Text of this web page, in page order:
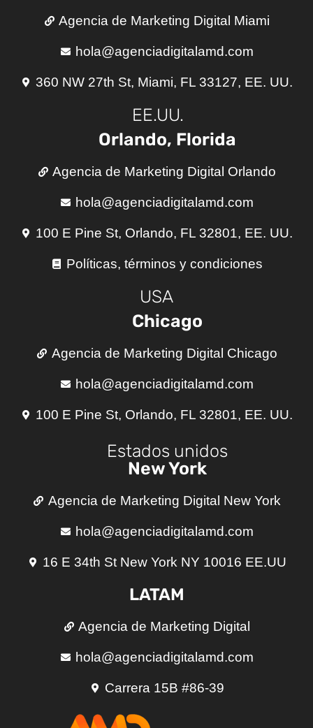
Agencia de Marketing Digital Miami
hola@agenciadigitalamd.com
360 NW 27th St, Miami, FL 33127, EE. UU.
EE.UU.
Orlando, Florida
Agencia de Marketing Digital Orlando
hola@agenciadigitalamd.com
100 E Pine St, Orlando, FL 32801, EE. UU.
Políticas, términos y condiciones
USA
Chicago
Agencia de Marketing Digital Chicago
hola@agenciadigitalamd.com
100 E Pine St, Orlando, FL 32801, EE. UU.
Estados unidos
New York
Agencia de Marketing Digital New York
hola@agenciadigitalamd.com
16 E 34th St New York NY 10016 EE.UU
LATAM
Agencia de Marketing Digital
hola@agenciadigitalamd.com
Carrera 15B #86-39